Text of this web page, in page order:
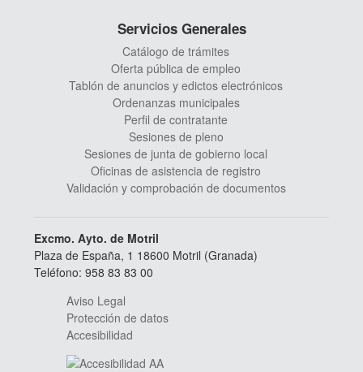
Servicios Generales
Catálogo de trámites
Oferta pública de empleo
Tablón de anuncios y edictos electrónicos
Ordenanzas municipales
Perfil de contratante
Sesiones de pleno
Sesiones de junta de gobierno local
Oficinas de asistencia de registro
Validación y comprobación de documentos
Excmo. Ayto. de Motril
Plaza de España, 1 18600 Motril (Granada)
Teléfono: 958 83 83 00
Aviso Legal
Protección de datos
Accesibilidad